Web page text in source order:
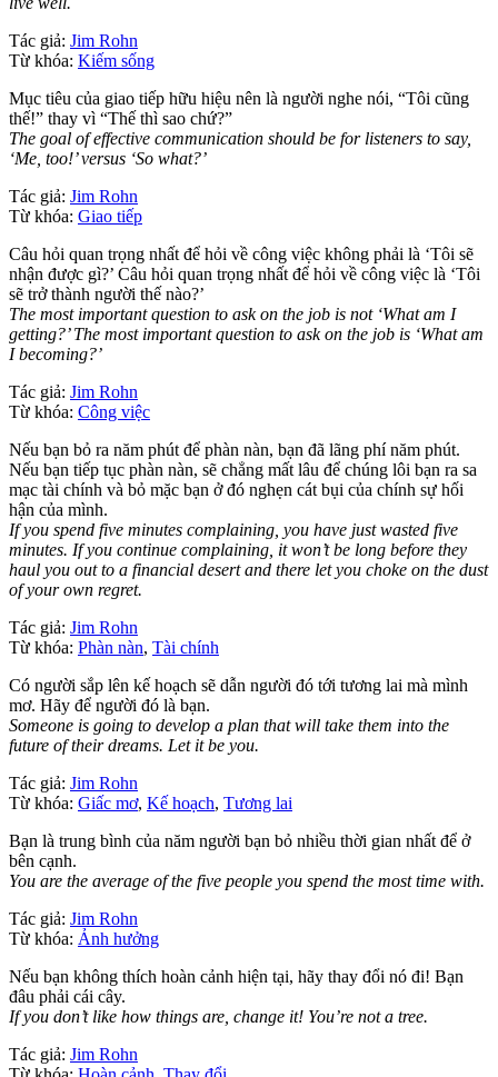
Tác giả: Jim Rohn
Từ khóa: Kiếm sống
Mục tiêu của giao tiếp hữu hiệu nên là người nghe nói, “Tôi cũng
thế!” thay vì “Thế thì sao chứ?”
The goal of effective communication should be for listeners to say,
‘Me, too!’ versus ‘So what?’
Tác giả: Jim Rohn
Từ khóa: Giao tiếp
Câu hỏi quan trọng nhất để hỏi về công việc không phải là ‘Tôi sẽ
nhận được gì?’ Câu hỏi quan trọng nhất để hỏi về công việc là ‘Tôi
sẽ trở thành người thế nào?’
The most important question to ask on the job is not ‘What am I
getting?’ The most important question to ask on the job is ‘What am
I becoming?’
Tác giả: Jim Rohn
Từ khóa: Công việc
Nếu bạn bỏ ra năm phút để phàn nàn, bạn đã lãng phí năm phút.
Nếu bạn tiếp tục phàn nàn, sẽ chẳng mất lâu để chúng lôi bạn ra sa
mạc tài chính và bỏ mặc bạn ở đó nghẹn cát bụi của chính sự hối
hận của mình.
If you spend five minutes complaining, you have just wasted five
minutes. If you continue complaining, it won’t be long before they
haul you out to a financial desert and there let you choke on the dust
of your own regret.
Tác giả: Jim Rohn
Từ khóa: Phàn nàn, Tài chính
Có người sắp lên kế hoạch sẽ dẫn người đó tới tương lai mà mình
mơ. Hãy để người đó là bạn.
Someone is going to develop a plan that will take them into the
future of their dreams. Let it be you.
Tác giả: Jim Rohn
Từ khóa: Giấc mơ, Kế hoạch, Tương lai
Bạn là trung bình của năm người bạn bỏ nhiều thời gian nhất để ở
bên cạnh.
You are the average of the five people you spend the most time with.
Tác giả: Jim Rohn
Từ khóa: Ảnh hưởng
Nếu bạn không thích hoàn cảnh hiện tại, hãy thay đổi nó đi! Bạn
đâu phải cái cây.
If you don’t like how things are, change it! You’re not a tree.
Tác giả: Jim Rohn